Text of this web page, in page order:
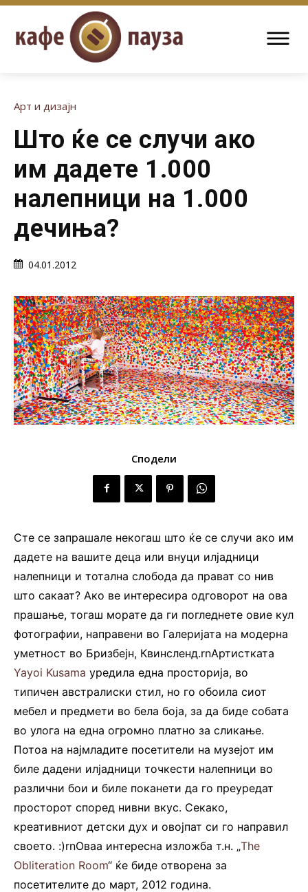
Арт и дизајн
Што ќе се случи ако
им дадете 1.000
налепници на 1.000
дечиња?
04.01.2012
Сподели
Сте се запрашале некогаш што ќе се случи ако им
дадете на вашите деца или внуци илјадници
налепници и тотална слобода да прават со нив
што сакаат? Ако ве интересира одговорот на ова
прашање, тогаш морате да ги погледнете овие кул
фотографии, направени во Галеријата на модерна
уметност во Бризбејн, Квинсленд.rnАртистката
Yayoi Kusama уредила една просторија, во
типичен австралиски стил, но го обоила сиот
мебел и предмети во бела боја, за да биде собата
во улога на една огромно платно за сликање.
Потоа на најмладите посетители на музејот им
биле дадени илјадници точкести налепници во
различни бои и биле поканети да го преуредат
просторот според нивни вкус. Секако,
креативниот детски дух и овојпат си го направил
своето. :)rnОваа интересна изложба т.н. „The
Obliteration Room“ ќе биде отворена за
посетителите до март, 2012 година.